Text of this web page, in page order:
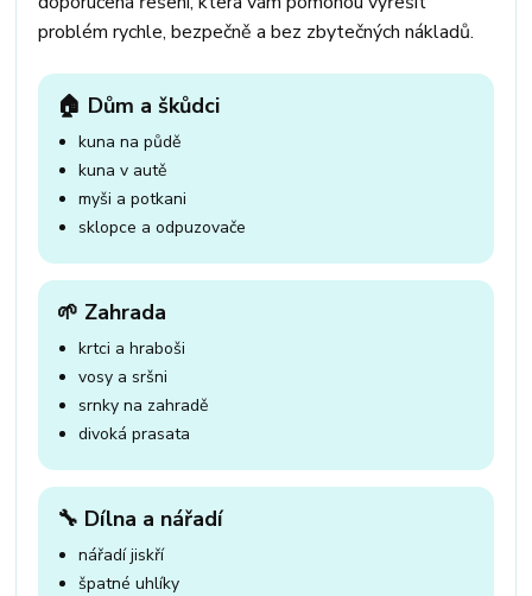
problém rychle, bezpečně a bez zbytečných nákladů.
🏠 Dům a škůdci
kuna na půdě
kuna v autě
myši a potkani
sklopce a odpuzovače
🌱 Zahrada
krtci a hraboši
vosy a sršni
srnky na zahradě
divoká prasata
🔧 Dílna a nářadí
nářadí jiskří
špatné uhlíky